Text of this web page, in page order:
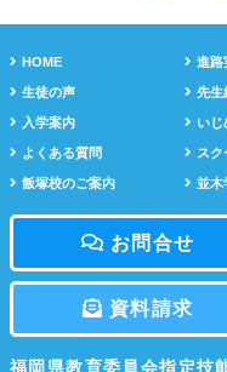
HOME 進路
生徒の声 先生
入学案内 いじ
よくある質問 スク
飯塚校のご案内 並木
お問合せ
資料請求
福岡県教育委員会指定技